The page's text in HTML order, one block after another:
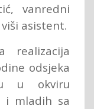
vanredni
asistent.
realizacija
odsjeka
u okviru
i mladih sa